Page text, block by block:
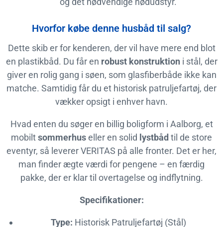
Hvorfor købe denne husbåd til salg?
Dette skib er for kenderen, der vil have mere end blot
en plastikbåd. Du får en robust konstruktion i stål, der
giver en rolig gang i søen, som glasfiberbåde ikke kan
matche. Samtidig får du et historisk patruljefartøj, der
vækker opsigt i enhver havn.
Hvad enten du søger en billig boligform i Aalborg, et
mobiltsommerhuseller en solid lystbåd til de store
eventyr, så leverer VERITAS på alle fronter. Det er her,
man finder ægte værdi for pengene – en færdig
pakke, der er klar til overtagelse og indflytning.
Specifikationer:
Type: Historisk Patruljefartøj (Stål)